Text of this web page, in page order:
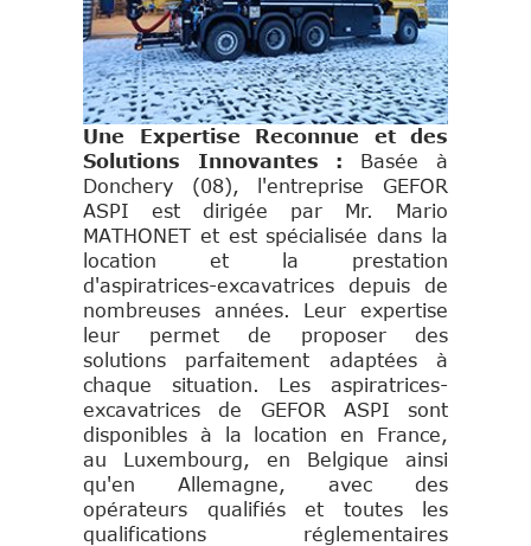
Une Expertise Reconnue et des
Solutions Innovantes : Basée à
Donchery (08), l'entreprise GEFOR
ASPI est dirigée par Mr. Mario
MATHONET et est spécialisée dans la
location et la prestation
d'aspiratrices-excavatrices depuis de
nombreuses années. Leur expertise
leur permet de proposer des
solutions parfaitement adaptées à
chaque situation. Les aspiratrices-
excavatrices de GEFOR ASPI sont
disponibles à la location en France,
au Luxembourg, en Belgique ainsi
qu'en Allemagne, avec des
opérateurs qualifiés et toutes les
qualifications réglementaires